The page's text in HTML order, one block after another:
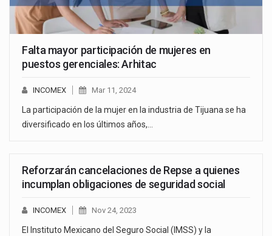
Falta mayor participación de mujeres en
puestos gerenciales: Arhitac
INCOMEX Mar 11, 2024
La participación de la mujer en la industria de Tijuana se ha
diversificado en los últimos años,…
Reforzarán cancelaciones de Repse a quienes
incumplan obligaciones de seguridad social
INCOMEX Nov 24, 2023
El Instituto Mexicano del Seguro Social (IMSS) y la